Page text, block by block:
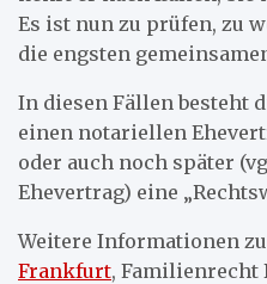
Es ist nun zu prüfen, zu
die engsten
In diesen Fällen besteht
einen notariellen
oder auch noch später
Ehevertrag) eine
Weitere Informationen
Frankfurt, Familienrecht